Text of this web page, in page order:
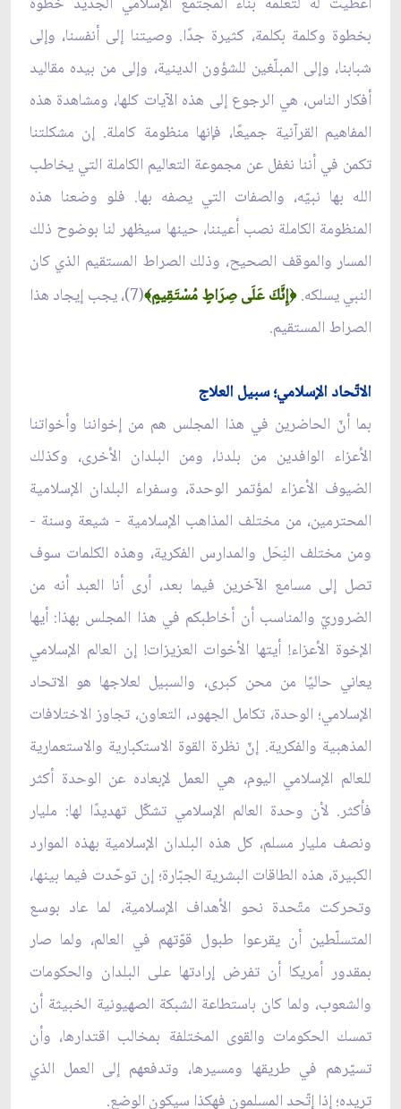
بخطوة وكلمة بكلمة، كثيرة جدًا. وصيتنا إلى أنفسنا، وإلى
شبابنا، وإلى المبلّغين للشؤون الدينية، وإلى من بيده مقاليد
أفكار الناس، هي الرجوع إلى هذه الآيات كلها، ومشاهدة هذه
المفاهيم القرآنية جميعًا، فإنها منظومة كاملة. إن مشكلتنا
تكمن في أننا نغفل عن مجموعة التعاليم الكاملة التي يخاطب
الله بها نبيّه، والصفات التي يصفه بها. فلو وضعنا هذه
المنظومة الكاملة نصب أعيننا، حينها سيظهر لنا بوضوح ذلك
المسار والموقف الصحيح، وذلك الصراط المستقيم الذي كان
النبي يسلكه.﴿إِنَّكَ عَلَى صِرَاطٍ مُسْتَقِيمٍ﴾
(7)، يجب إيجاد هذا
الصراط المستقيم.
الاتّحاد الإسلامي؛ سبيل العلاج
بما أنّ الحاضرين في هذا المجلس هم من إخواننا وأخواتنا
الأعزاء الوافدين من بلدنا، ومن البلدان الأخرى، وكذلك
الضيوف الأعزاء لمؤتمر الوحدة، وسفراء البلدان الإسلامية
المحترمين، من مختلف المذاهب الإسلامية - شيعة وسنة -
ومن مختلف النِحَل والمدارس الفكرية، وهذه الكلمات سوف
تصل إلى مسامع الآخرين فيما بعد، أرى أنا العبد أنه من
الضروريّ والمناسب أن أخاطبكم في هذا المجلس بهذا: أيها
الإخوة الأعزاء! أيتها الأخوات العزيزات! إن العالم الإسلامي
يعاني حاليًا من محن كبرى، والسبيل لعلاجها هو الاتحاد
الإسلامي؛ الوحدة، تكامل الجهود، التعاون، تجاوز الاختلافات
المذهبية والفكرية. إنّ نظرة القوة الاستكبارية والاستعمارية
للعالم الإسلامي اليوم، هي العمل لإبعاده عن الوحدة أكثر
فأكثر. لأن وحدة العالم الإسلامي تشكّل تهديدًا لها: مليار
ونصف مليار مسلم، كل هذه البلدان الإسلامية بهذه الموارد
الكبيرة، هذه الطاقات البشرية الجبّارة؛ إن توحّدت فيما بينها،
وتحركت متّحدة نحو الأهداف الإسلامية، لما عاد بوسع
المتسلّطين أن يقرعوا طبول قوّتهم في العالم، ولما صار
بمقدور أمريكا أن تفرض إرادتها على البلدان والحكومات
والشعوب، ولما كان باستطاعة الشبكة الصهيونية الخبيثة أن
تمسك الحكومات والقوى المختلفة بمخالب اقتدارها، وأن
تسيّرهم في طريقها ومسيرها، وتدفعهم إلى العمل الذي
تريده؛ إذا إتّحد المسلمون فهكذا سيكون الوضع.